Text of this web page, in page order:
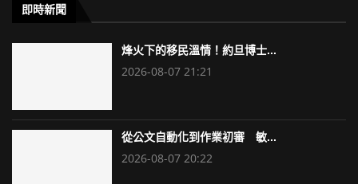
即時新聞
烽火下的移民溫情！約旦博士...
2026-08-07 21:21
從公文自動化到作業初審 敏...
2026-08-07 20:22